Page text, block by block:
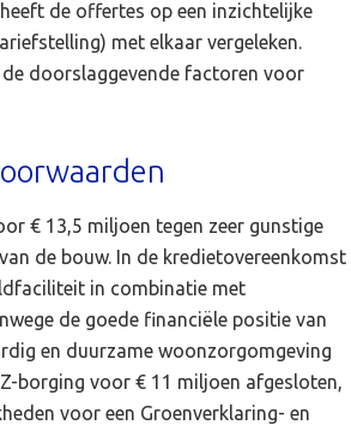
de offertes op een inzichtelijke
met elkaar vergeleken.
doorslaggevende factoren voor
€ 13,5 miljoen tegen zeer gunstige
de bouw. In de kredietovereenkomst
in combinatie met
de goede financiële positie van
en duurzame woonzorgomgeving
borging voor € 11 miljoen afgesloten,
voor een Groenverklaring- en